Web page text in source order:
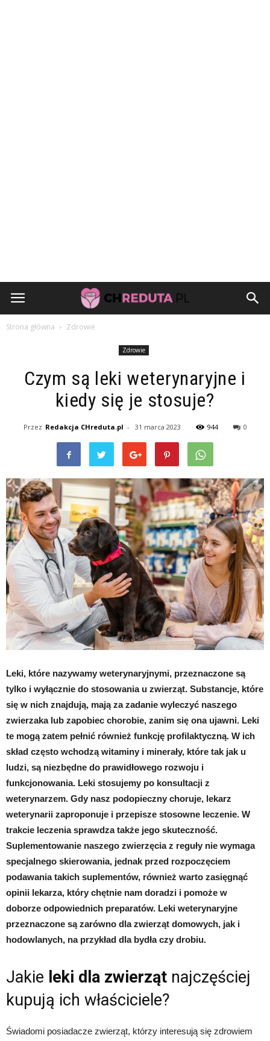
Strona główna Zdrowie
Zdrowie
Czym są leki weterynaryjne i
kiedy się je stosuje?
Przez Redakcja CHreduta.pl - 31 marca 2023 944 0
Leki, które nazywamy weterynaryjnymi, przeznaczone są
tylko i wyłącznie do stosowania u zwierząt. Substancje, które
się w nich znajdują, mają za zadanie wyleczyć naszego
zwierzaka lub zapobiec chorobie, zanim się ona ujawni. Leki
te mogą zatem pełnić również funkcję profilaktyczną. W ich
skład często wchodzą witaminy i minerały, które tak jak u
ludzi, są niezbędne do prawidłowego rozwoju i
funkcjonowania. Leki stosujemy po konsultacji z
weterynarzem. Gdy nasz podopieczny choruje, lekarz
weterynarii zaproponuje i przepisze stosowne leczenie. W
trakcie leczenia sprawdza także jego skuteczność.
Suplementowanie naszego zwierzęcia z reguły nie wymaga
specjalnego skierowania, jednak przed rozpoczęciem
podawania takich suplementów, również warto zasięgnąć
opinii lekarza, który chętnie nam doradzi i pomoże w
doborze odpowiednich preparatów. Leki weterynaryjne
przeznaczone są zarówno dla zwierząt domowych, jak i
hodowlanych, na przykład dla bydła czy drobiu.
Jakie leki dla zwierząt najczęściej
kupują ich właściciele?
Świadomi posiadacze zwierząt, którzy interesują się zdrowiem